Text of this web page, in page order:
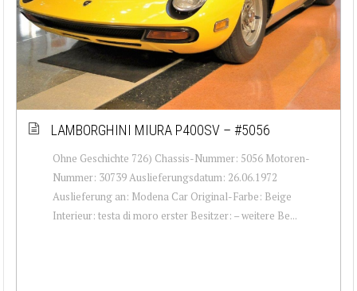
LAMBORGHINI MIURA P400SV – #5056
Ohne Geschichte 726) Chassis-Nummer: 5056 Motoren-
Nummer: 30739 Auslieferungsdatum: 26.06.1972
Auslieferung an: Modena Car Original-Farbe: Beige
Interieur: testa di moro erster Besitzer: – weitere Be...